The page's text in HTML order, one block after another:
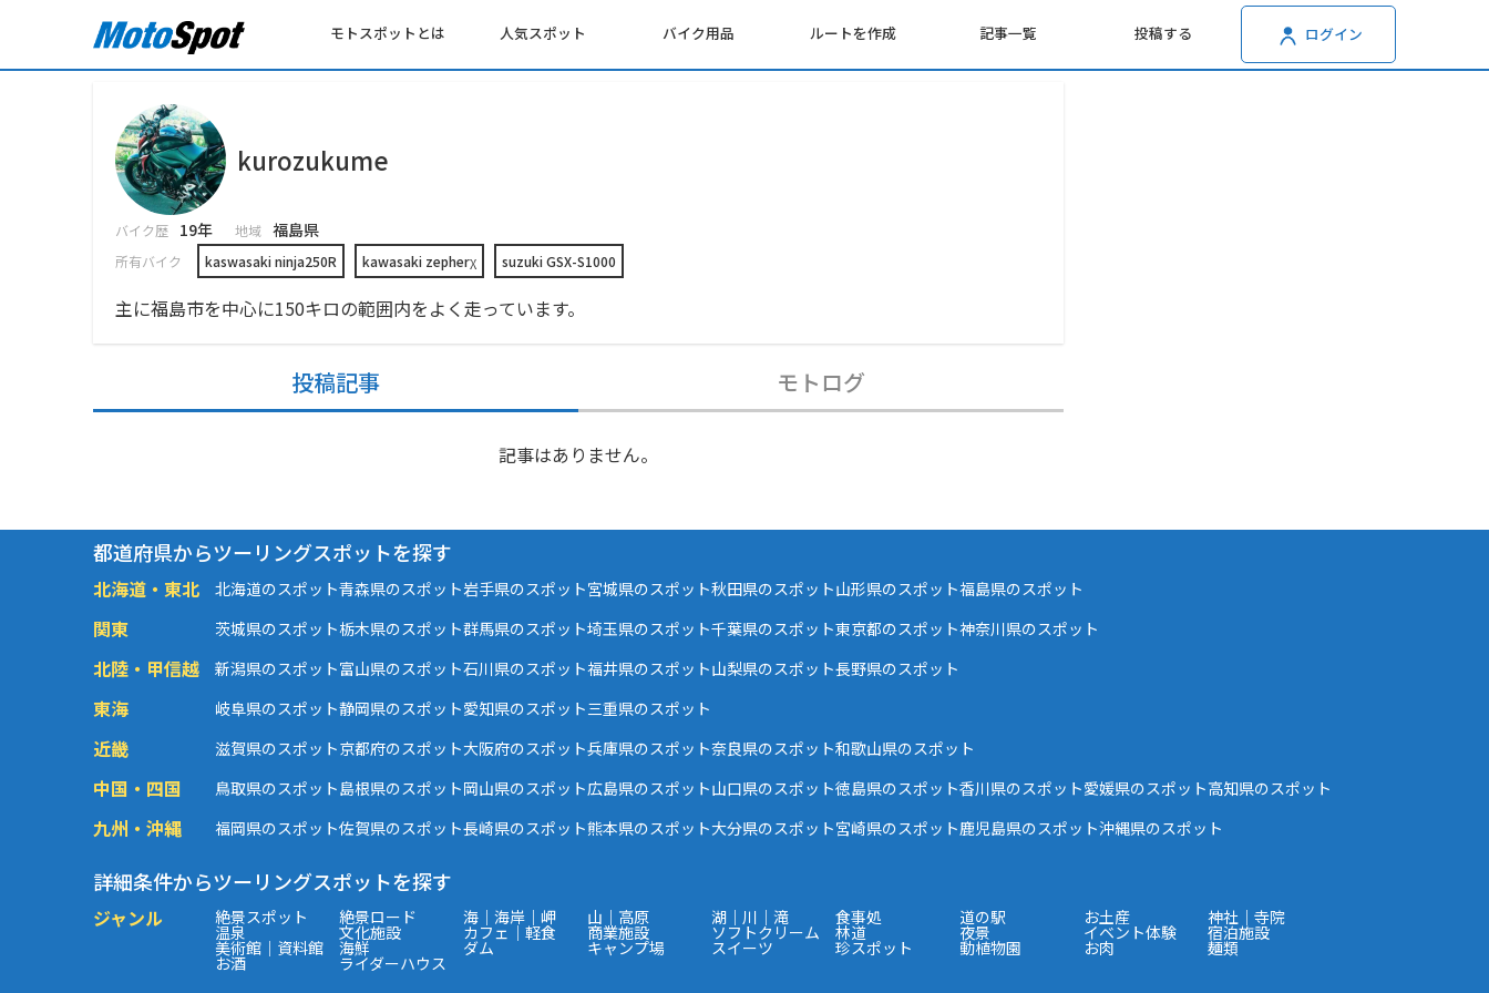
モトスポットとは 人気スポット バイク用品 ルートを作成 記事一覧 投稿する ログイン
kurozukume
バイク歴 19年 地域 福島県
所有バイク kaswasaki ninja250R kawasaki zepherχ suzuki GSX-S1000
主に福島市を中心に150キロの範囲内をよく走っています。
投稿記事 モトログ
記事はありません。
都道府県からツーリングスポットを探す
北海道・東北 北海道のスポット青森県のスポット岩手県のスポット宮城県のスポット秋田県のスポット山形県のスポット福島県のスポット
関東 茨城県のスポット栃木県のスポット群馬県のスポット埼玉県のスポット千葉県のスポット東京都のスポット神奈川県のスポット
北陸・甲信越 新潟県のスポット富山県のスポット石川県のスポット福井県のスポット山梨県のスポット長野県のスポット
東海 岐阜県のスポット静岡県のスポット愛知県のスポット三重県のスポット
近畿 滋賀県のスポット京都府のスポット大阪府のスポット兵庫県のスポット奈良県のスポット和歌山県のスポット
中国・四国 鳥取県のスポット島根県のスポット岡山県のスポット広島県のスポット山口県のスポット徳島県のスポット香川県のスポット愛媛県のスポット高知県のスポット
九州・沖縄 福岡県のスポット佐賀県のスポット長崎県のスポット熊本県のスポット大分県のスポット宮崎県のスポット鹿児島県のスポット沖縄県のスポット
詳細条件からツーリングスポットを探す
ジャンル 絶景スポット 絶景ロード 海｜海岸｜岬 山｜高原 湖｜川｜滝 食事処 道の駅 お土産 神社｜寺院
温泉 文化施設 カフェ｜軽食 商業施設 ソフトクリーム 林道 夜景 イベント体験 宿泊施設
美術館｜資料館 海鮮 ダム キャンプ場 スイーツ 珍スポット 動植物園 お肉 麺類
お酒 ライダーハウス